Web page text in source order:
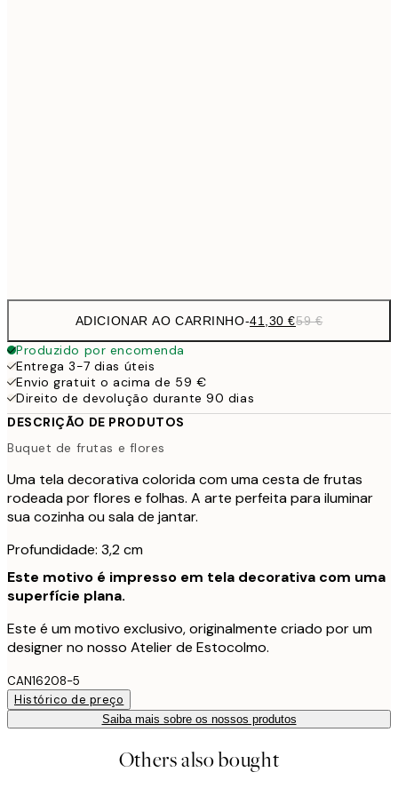
ADICIONAR AO CARRINHO-41,30 €59 €
Produzido por encomenda
Entrega 3-7 dias úteis
Envio gratuit o acima de 59 €
Direito de devolução durante 90 dias
DESCRIÇÃO DE PRODUTOS
Buquet de frutas e flores
Uma tela decorativa colorida com uma cesta de frutas
rodeada por flores e folhas. A arte perfeita para iluminar
sua cozinha ou sala de jantar.
Profundidade: 3,2 cm
Este motivo é impresso em tela decorativa com uma
superfície plana.
Este é um motivo exclusivo, originalmente criado por um
designer no nosso Atelier de Estocolmo.
CAN16208-5
Histórico de preço
Saiba mais sobre os nossos produtos
Others also bought